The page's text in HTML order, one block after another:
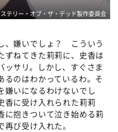
テリー・オブ・ザ・デッド製作委員会
、嫌いでしょ？ こういう
ずねてきた莉莉に、史香は
ッサリ。しかし、すぐさま
るのはわかっているわ。そ
嫌いになるわけないでし
香に受け入れられた莉莉
に抱きついて泣き始める莉
び受け入れた。